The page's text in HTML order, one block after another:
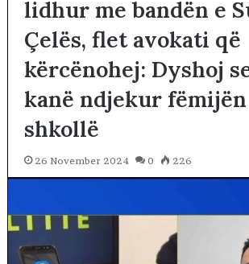
lidhur me bandën e
Çelës, flet avokati që
kërcënohej: Dyshoj
kanë ndjekur
shkollë
26 November 2024 0 226